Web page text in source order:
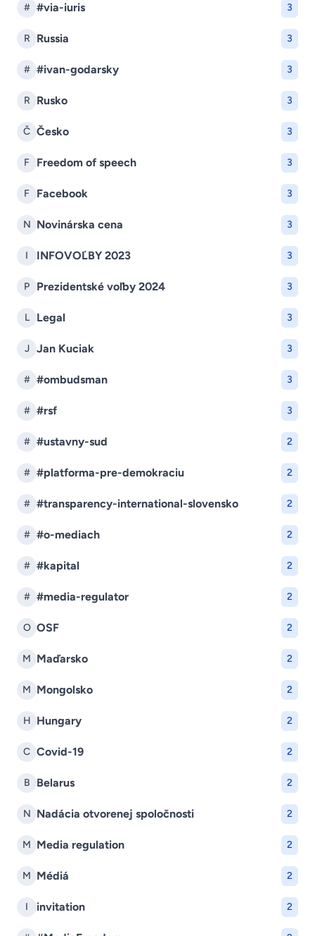
# #via-iuris 3
R Russia 3
# #ivan-godarsky 3
R Rusko 3
Č Česko 3
F Freedom of speech 3
F Facebook 3
N Novinárska cena 3
I INFOVOĽBY 2023 3
P Prezidentské voľby 2024 3
L Legal 3
J Jan Kuciak 3
# #ombudsman 3
# #rsf 3
# #ustavny-sud 2
# #platforma-pre-demokraciu 2
# #transparency-international-slovensko 2
# #o-mediach 2
# #kapital 2
# #media-regulator 2
O OSF 2
M Maďarsko 2
M Mongolsko 2
H Hungary 2
C Covid-19 2
B Belarus 2
N Nadácia otvorenej spoločnosti 2
M Media regulation 2
M Médiá 2
I invitation 2